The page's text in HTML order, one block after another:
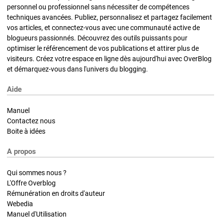
personnel ou professionnel sans nécessiter de compétences
techniques avancées. Publiez, personnalisez et partagez facilement
vos articles, et connectez-vous avec une communauté active de
blogueurs passionnés. Découvrez des outils puissants pour
optimiser le référencement de vos publications et attirer plus de
visiteurs. Créez votre espace en ligne dès aujourd'hui avec OverBlog
et démarquez-vous dans l'univers du blogging.
Aide
Manuel
Contactez nous
Boite à idées
A propos
Qui sommes nous ?
L'Offre Overblog
Rémunération en droits d'auteur
Webedia
Manuel d'Utilisation